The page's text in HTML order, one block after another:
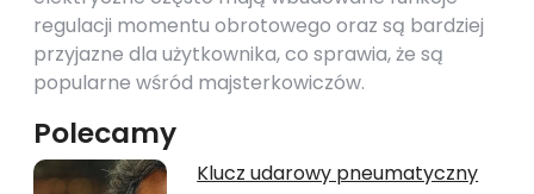
regulacji momentu obrotowego oraz są bardziej
przyjazne dla użytkownika, co sprawia, że są
popularne wśród majsterkowiczów.
Polecamy
Klucz udarowy pneumatyczny